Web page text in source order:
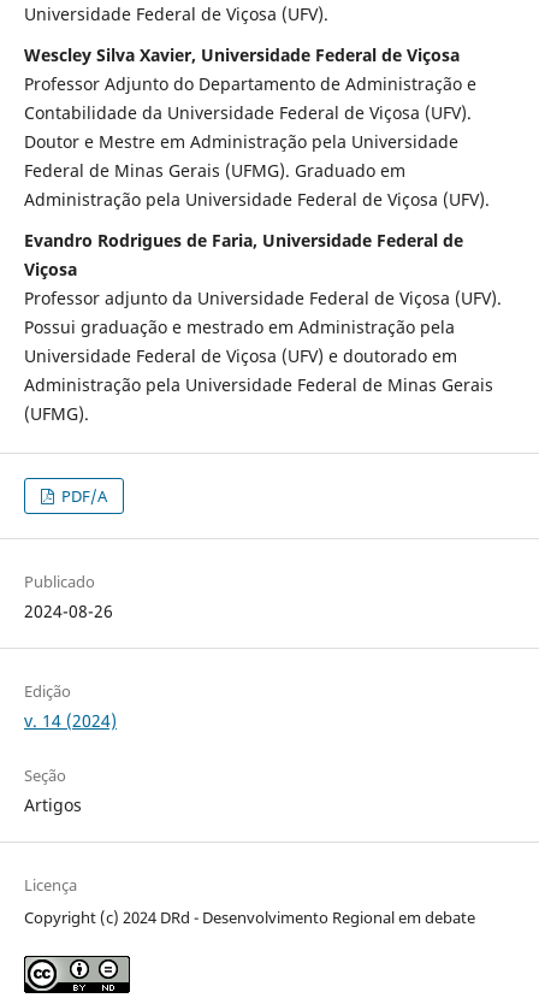
Universidade Federal de Viçosa (UFV).
Wescley Silva Xavier, Universidade Federal de Viçosa
Professor Adjunto do Departamento de Administração e
Contabilidade da Universidade Federal de Viçosa (UFV).
Doutor e Mestre em Administração pela Universidade
Federal de Minas Gerais (UFMG). Graduado em
Administração pela Universidade Federal de Viçosa (UFV).
Evandro Rodrigues de Faria, Universidade Federal de
Viçosa
Professor adjunto da Universidade Federal de Viçosa (UFV).
Possui graduação e mestrado em Administração pela
Universidade Federal de Viçosa (UFV) e doutorado em
Administração pela Universidade Federal de Minas Gerais
(UFMG).
PDF/A
Publicado
2024-08-26
Edição
v. 14 (2024)
Seção
Artigos
Licença
Copyright (c) 2024 DRd - Desenvolvimento Regional em debate